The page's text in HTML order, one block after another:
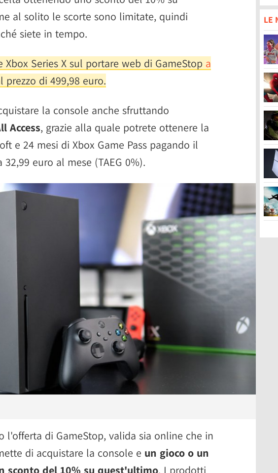
al solito le scorte sono limitate, quindi
siete in tempo.
Xbox Series X sul portare web di GameStop a
prezzo di 499,98 euro.
la console anche sfruttando
Access, grazie alla quale potrete ottenere la
e 24 mesi di Xbox Game Pass pagando il
euro al mese (TAEG 0%).
l'offerta di GameStop, valida sia online che in
di acquistare la console e un gioco o un
sconto del 10% su quest'ultimo. I prodotti
LE